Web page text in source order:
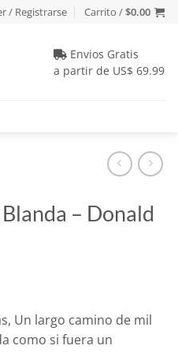
/ Registrarse Carrito /$0.00
Envios Gratis
a partir de US$ 69.99
– Donald
Un largo camino de mil
como si fuera un